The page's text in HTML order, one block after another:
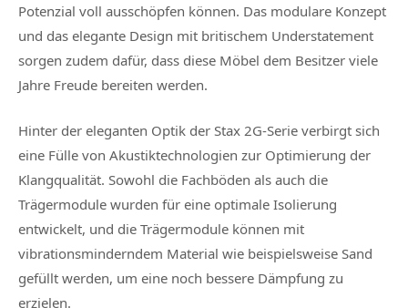
Potenzial voll ausschöpfen können. Das modulare Konzept
und das elegante Design mit britischem Understatement
sorgen zudem dafür, dass diese Möbel dem Besitzer viele
Jahre Freude bereiten werden.
Hinter der eleganten Optik der Stax 2G-Serie verbirgt sich
eine Fülle von Akustiktechnologien zur Optimierung der
Klangqualität. Sowohl die Fachböden als auch die
Trägermodule wurden für eine optimale Isolierung
entwickelt, und die Trägermodule können mit
vibrationsminderndem Material wie beispielsweise Sand
gefüllt werden, um eine noch bessere Dämpfung zu
erzielen.